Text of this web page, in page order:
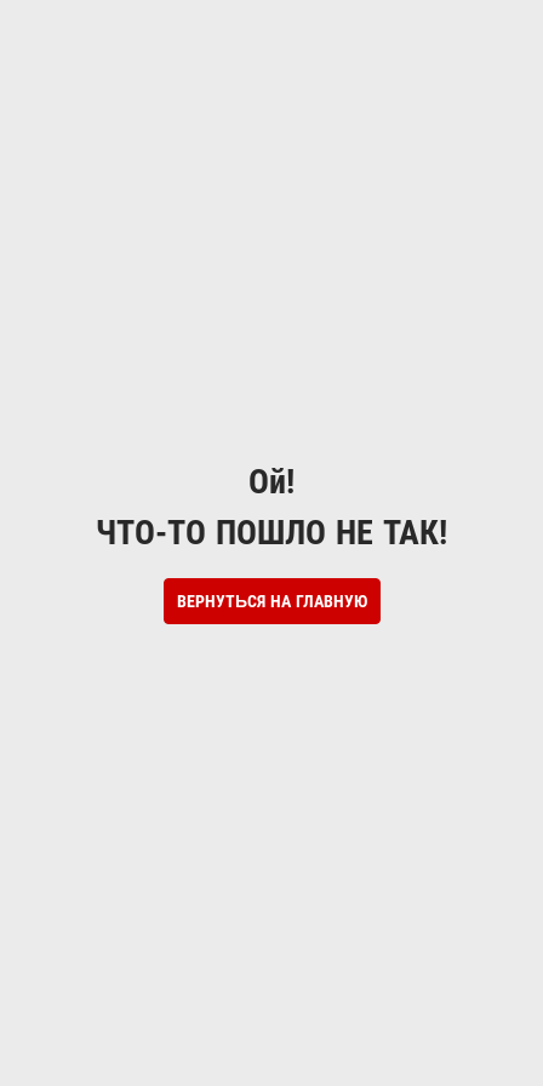
Ой!
ЧТО-ТО ПОШЛО НЕ ТАК!
ВЕРНУТЬСЯ НА ГЛАВНУЮ